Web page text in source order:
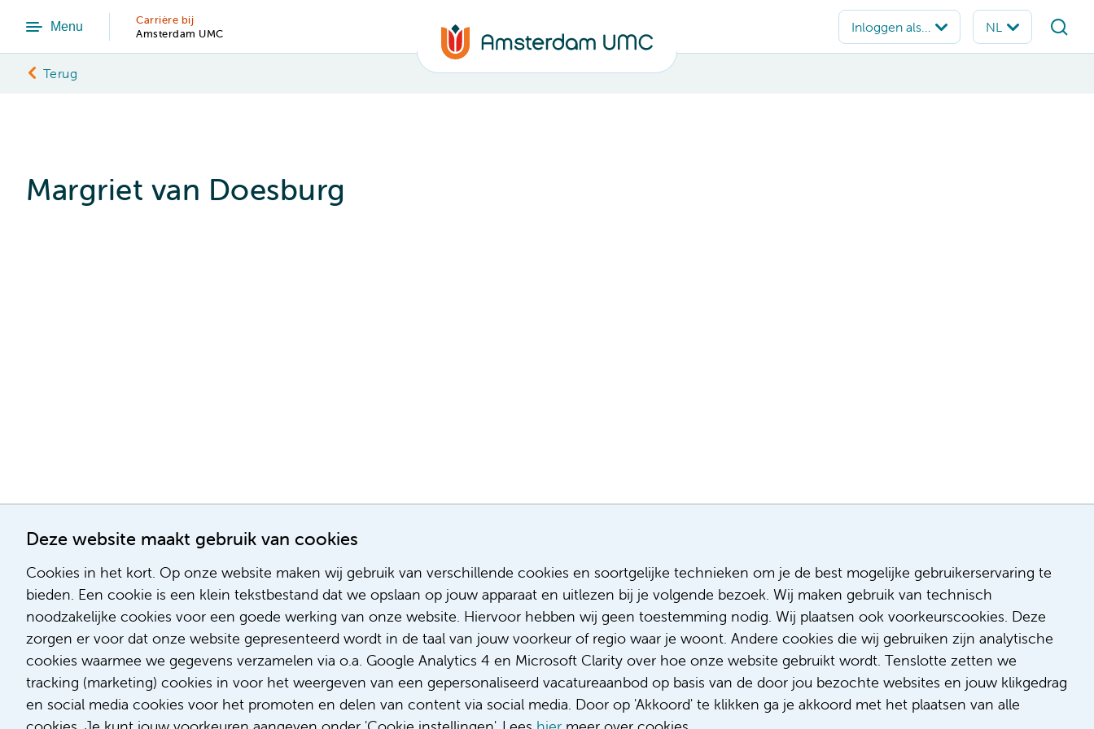
Deze website maakt gebruik van cookies
Cookies in het kort. Op onze website maken wij gebruik van verschillende cookies en soortgelijke technieken om je de best mogelijke gebruikerservaring te
bieden. Een cookie is een klein tekstbestand dat we opslaan op jouw apparaat en uitlezen bij je volgende bezoek. Wij maken gebruik van technisch
noodzakelijke cookies voor een goede werking van onze website. Hiervoor hebben wij geen toestemming nodig. Wij plaatsen ook voorkeurscookies. Deze
zorgen er voor dat onze website gepresenteerd wordt in de taal van jouw voorkeur of regio waar je woont. Andere cookies die wij gebruiken zijn analytische
cookies waarmee we gegevens verzamelen via o.a. Google Analytics 4 en Microsoft Clarity over hoe onze website gebruikt wordt. Tenslotte zetten we
tracking (marketing) cookies in voor het weergeven van een gepersonaliseerd vacatureaanbod op basis van de door jou bezochte websites en jouw klikgedrag
en social media cookies voor het promoten en delen van content via social media. Door op 'Akkoord' te klikken ga je akkoord met het plaatsen van alle
Menu
Carrière bij
Amsterdam UMC
Terug
Margriet van Doesburg
Meest recente vacatures
Assistent infectiepreventie
Facilitair Coördinator
Adviseur (patiënten)voeding met een
focus op duurzame voeding
Fellow abdominale radiologie
Meer
Solliciteren
Over ons
Diversiteit & inclusie
Gedragscode
Klacht/feedback
Compliment/suggestie